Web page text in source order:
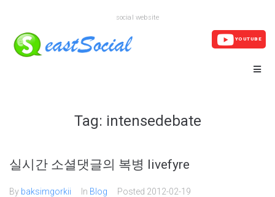
social website
YOUTUBE
Tag: intensedebate
실시간 소셜댓글의 복병 livefyre
By baksimgorkii In Blog Posted 2012-02-19